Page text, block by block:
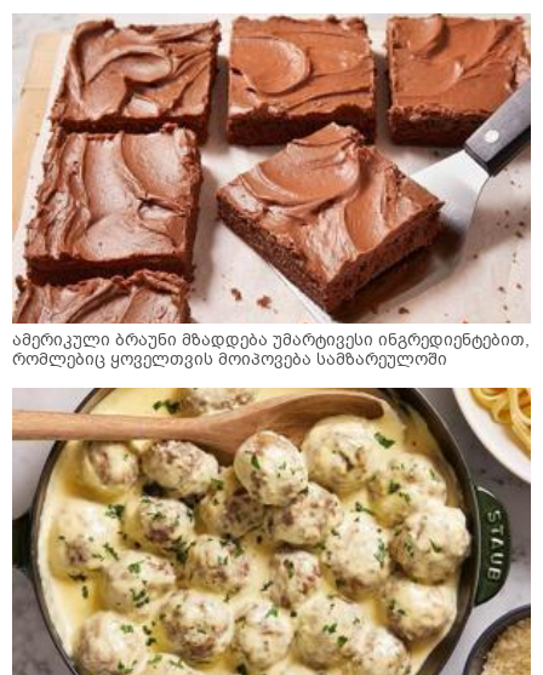
ამერიკული ბრაუნი მზადდება უმარტივესი ინგრედიენტებით,
რომლებიც ყოველთვის მოიპოვება სამზარეულოში